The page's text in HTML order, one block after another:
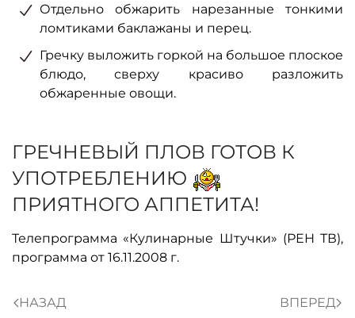
Отдельно обжарить нарезанные тонкими
ломтиками баклажаны и перец.
Гречку выложить горкой на большое плоское
блюдо, сверху красиво разложить
обжаренные овощи.
ГРЕЧНЕВЫЙ ПЛОВ ГОТОВ К
УПОТРЕБЛЕНИЮ
ПРИЯТНОГО АППЕТИТА!
Телепрограмма «Кулинарные Штучки» (РЕН ТВ),
программа от 16.11.2008 г.
НАЗАД ВПЕРЕД